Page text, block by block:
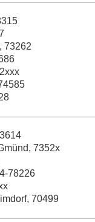
73262
7352x
78226
70499